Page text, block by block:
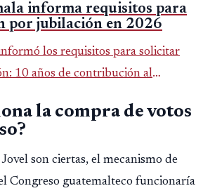
informa requisitos para
por jubilación en 2026
los requisitos para solicitar
10 años de contribución al
la compra de votos
Jovel son ciertas, el mecanismo de
Congreso guatemalteco funcionaría